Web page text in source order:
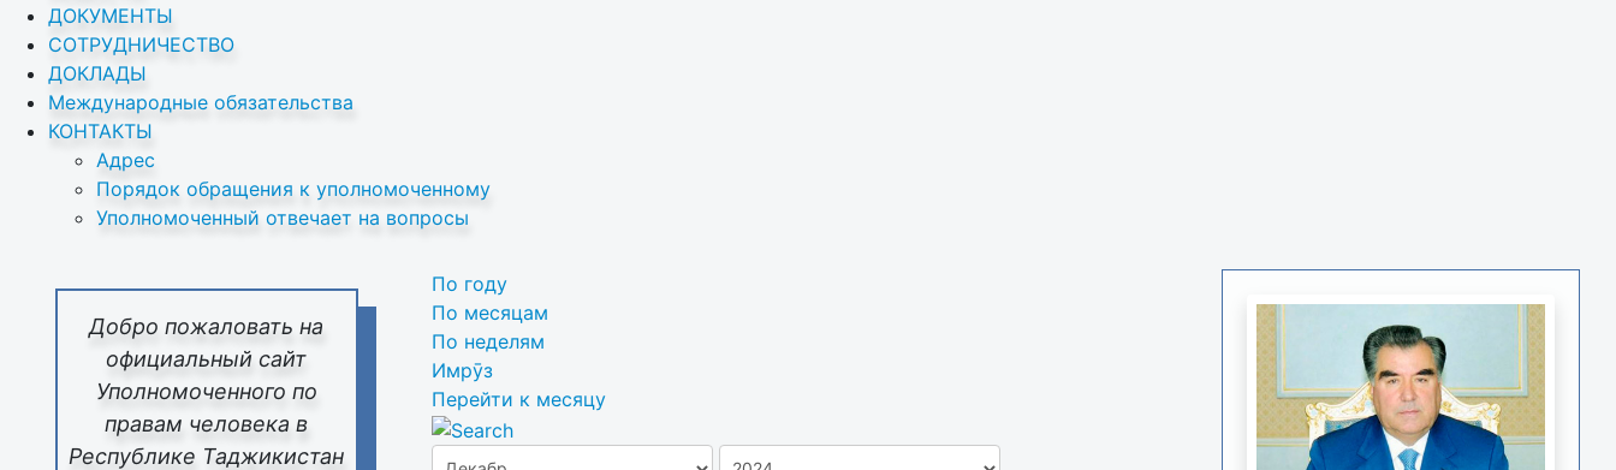
ДОКУМЕНТЫ
СОТРУДНИЧЕСТВО
ДОКЛАДЫ
Международные обязательства
КОНТАКТЫ
Адрес
Порядок обращения к уполномоченному
Уполномоченный отвечает на вопросы
Добро пожаловать на
официальный сайт
Уполномоченного по
правам человека в
Республике Таджикистан
По году
По месяцам
По неделям
Имрӯз
Перейти к месяцу